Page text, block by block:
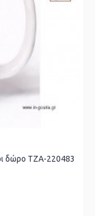
δώρο ΤΖΑ-220483